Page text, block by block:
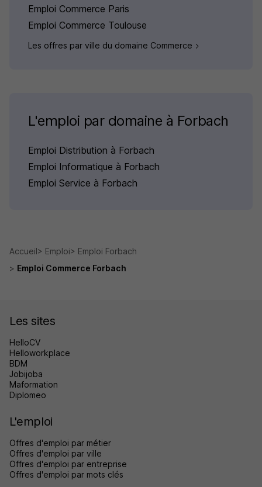
Emploi Commerce Paris
Emploi Commerce Toulouse
Les offres par ville du domaine Commerce
L'emploi par domaine à Forbach
Emploi Distribution à Forbach
Emploi Informatique à Forbach
Emploi Service à Forbach
Accueil Emploi
Emploi Forbach
Emploi Commerce Forbach
Les sites
HelloCV
Helloworkplace
BDM
Jobijoba
Maformation
Diplomeo
L'emploi
Offres d'emploi par métier
Offres d'emploi par ville
Offres d'emploi par entreprise
Offres d'emploi par mots clés